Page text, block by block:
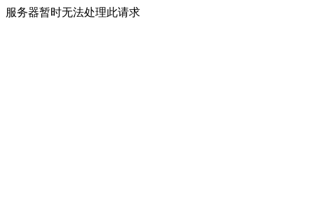
服务器暂时无法处理此请求